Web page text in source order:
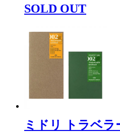
SOLD OUT
ミドリ トラベ